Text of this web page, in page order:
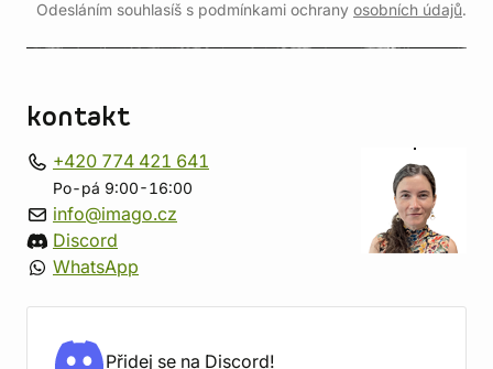
Odesláním souhlasíš s podmínkami ochrany osobních údajů.
kontakt
+420 774 421 641
Po-pá 9:00-16:00
info@imago.cz
Discord
WhatsApp
Přidej se na Discord!